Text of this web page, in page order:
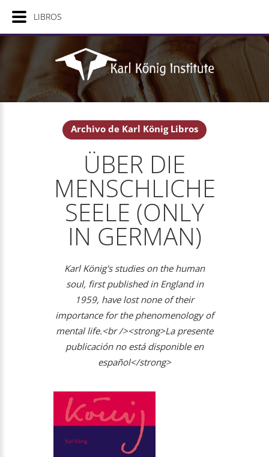
Archivo de Karl König Libros
ÜBER DIE
MENSCHLICHE
SEELE (ONLY
IN GERMAN)
Karl König's studies on the human
soul, first published in England in
1959, have lost none of their
importance for the phenomenology of
mental life.<br /><strong>La presente
publicación no está disponible en
español</strong>
LIBROS